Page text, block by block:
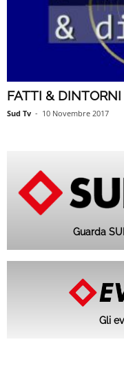
FATTI &
Sud Tv - 10 Novembre 2017
Guarda
Gli